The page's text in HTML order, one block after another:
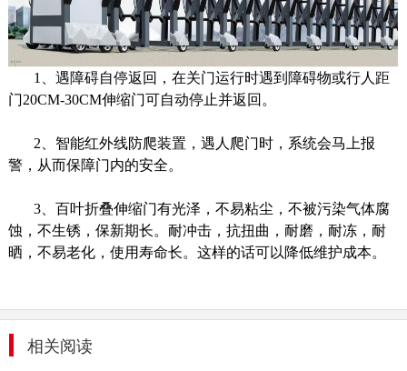
1、遇障碍自停返回，在关门运行时遇到障碍物或行人距
门20CM-30CM伸缩门可自动停止并返回。
2、智能红外线防爬装置，遇人爬门时，系统会马上报
警，从而保障门内的安全。
3、百叶折叠伸缩门有光泽，不易粘尘，不被污染气体腐
蚀，不生锈，保新期长。耐冲击，抗扭曲，耐磨，耐冻，耐
晒，不易老化，使用寿命长。这样的话可以降低维护成本。
相关阅读